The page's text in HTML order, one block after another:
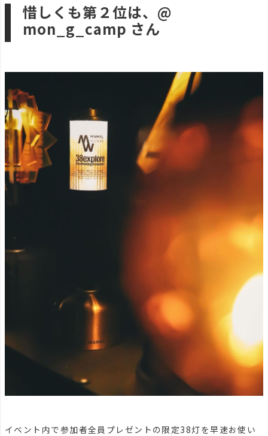
惜しくも第２位は、@
mon_g_camp さん
イベント内で参加者全員プレゼントの限定38灯を早速お使い